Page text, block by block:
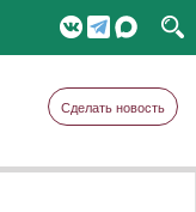
Сделать новость